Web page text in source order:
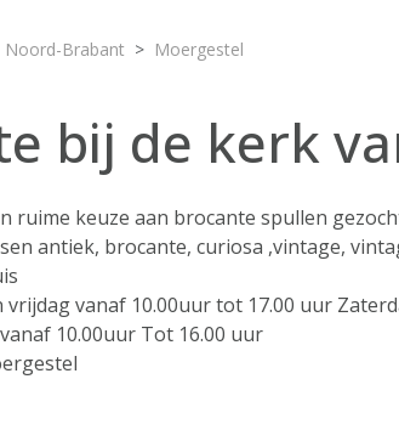
Noord-Brabant Moergestel
bij de kerk
ruime keuze aan brocante spullen
antiek, brocante, curiosa ,vintage,
vanaf 10.00uur tot 17.00 uur
10.00uur Tot 16.00 uur